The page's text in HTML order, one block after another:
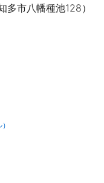
多市八幡種池128）